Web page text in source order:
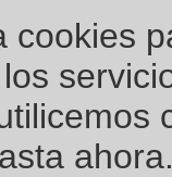
cookies